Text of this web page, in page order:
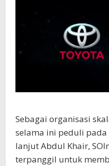
Sebagai organisasi
selama ini peduli
lanjut Abdul Khair,
terpanggil untuk